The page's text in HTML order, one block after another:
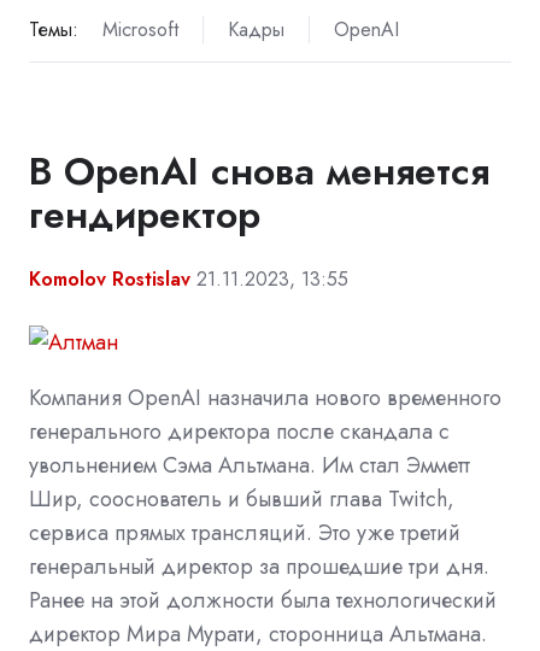
Темы: Microsoft Кадры OpenAI
В OpenAI снова меняется
гендиректор
Komolov Rostislav 21.11.2023, 13:55
Компания OpenAI назначила нового временного
генерального директора после скандала с
увольнением Сэма Альтмана. Им стал Эмметт
Шир, сооснователь и бывший глава Twitch,
сервиса прямых трансляций. Это уже третий
генеральный директор за прошедшие три дня.
Ранее на этой должности была технологический
директор Мира Мурати, сторонница Альтмана.